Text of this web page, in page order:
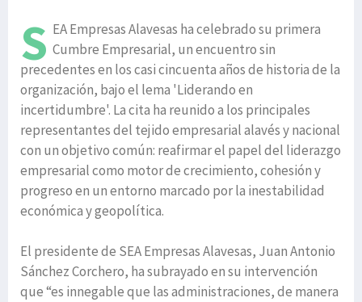
S EA Empresas Alavesas ha celebrado su primera
Cumbre Empresarial, un encuentro sin
precedentes en los casi cincuenta años de historia de la
organización, bajo el lema 'Liderando en
incertidumbre'. La cita ha reunido a los principales
representantes del tejido empresarial alavés y nacional
con un objetivo común: reafirmar el papel del liderazgo
empresarial como motor de crecimiento, cohesión y
progreso en un entorno marcado por la inestabilidad
económica y geopolítica.
El presidente de SEA Empresas Alavesas, Juan Antonio
Sánchez Corchero, ha subrayado en su intervención
que “es innegable que las administraciones, de manera